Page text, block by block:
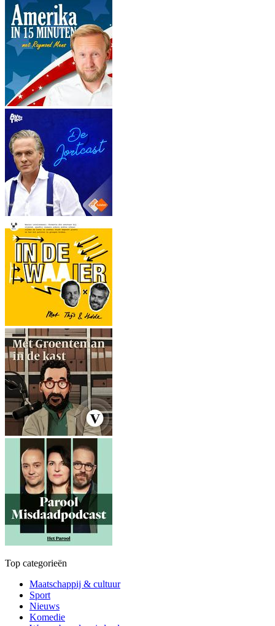
Top categorieën
Maatschappij & cultuur
Sport
Nieuws
Komedie